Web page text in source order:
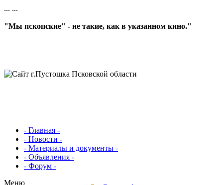
... ...
"Мы пскопские" - не такие, как в указанном кино."
- Главная -
- Новости -
- Материалы и документы -
- Объявления -
- Форум -
Меню